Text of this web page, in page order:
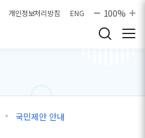
개인정보처리방침 ENG 100%
국민제안 안내